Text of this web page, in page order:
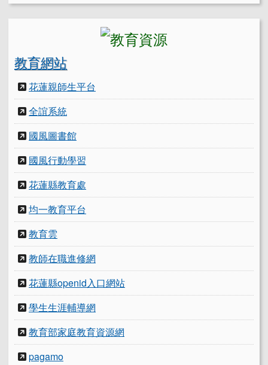
教育網站
花蓮親師生平台
全誼系統
國風圖書館
國風行動學習
花蓮縣教育處
均一教育平台
教育雲
教師在職進修網
花蓮縣openid入口網站
學生生涯輔導網
教育部家庭教育資源網
pagamo